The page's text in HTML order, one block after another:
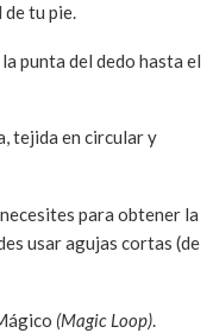
de tu pie.
punta del dedo hasta el
tejida en circular y
para obtener la
usar agujas cortas (de
(Magic Loop).